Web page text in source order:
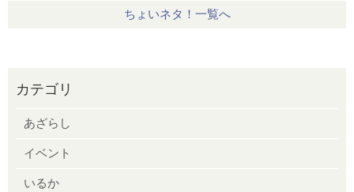
ちょいネタ！一覧へ
カテゴリ
あざらし
イベント
いるか